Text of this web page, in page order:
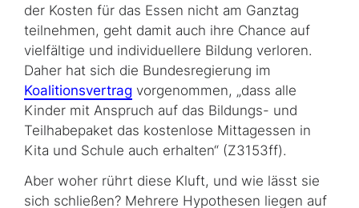
der Kosten für das Essen nicht am Ganztag
teilnehmen, geht damit auch ihre Chance auf
vielfältige und individuellere Bildung verloren.
Daher hat sich die Bundesregierung im
Koalitionsvertrag vorgenommen, „dass alle
Kinder mit Anspruch auf das Bildungs- und
Teilhabepaket das kostenlose Mittagessen in
Kita und Schule auch erhalten“ (Z3153ff).
Aber woher rührt diese Kluft, und wie lässt sie
sich schließen? Mehrere Hypothesen liegen auf